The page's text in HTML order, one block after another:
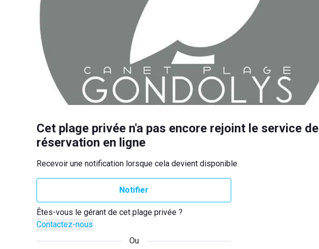
Cet plage privée n'a pas encore rejoint le service de
réservation en ligne
Recevoir une notification lorsque cela devient disponible
Notifier
Êtes-vous le gérant de cet plage privée ?
Contactez-nous
Ou